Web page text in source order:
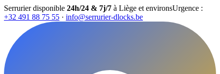
Serrurier disponible 24h/24 & 7j/7 à Liège et environsUrgence :
+32 491 88 75 55 · info@serrurier-dlocks.be